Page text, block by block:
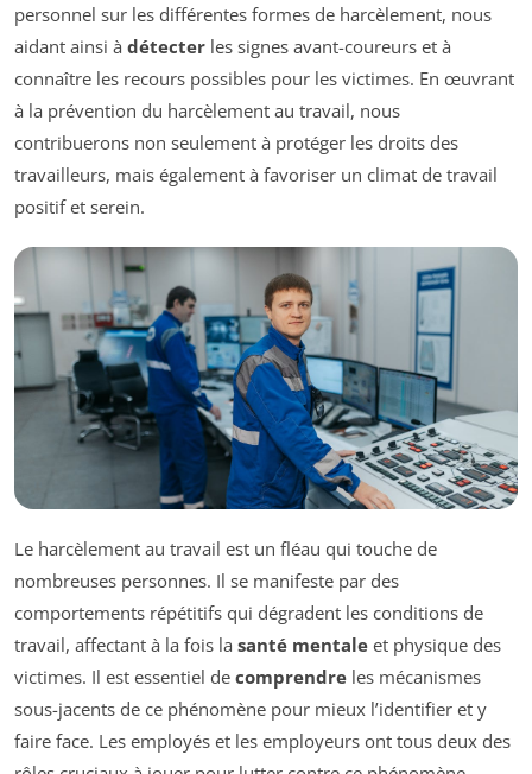
personnel sur les différentes formes de harcèlement, nous
aidant ainsi à détecter les signes avant-coureurs et à
connaître les recours possibles pour les victimes. En œuvrant
à la prévention du harcèlement au travail, nous
contribuerons non seulement à protéger les droits des
travailleurs, mais également à favoriser un climat de travail
positif et serein.
Le harcèlement au travail est un fléau qui touche de
nombreuses personnes. Il se manifeste par des
comportements répétitifs qui dégradent les conditions de
travail, affectant à la fois la santé mentale et physique des
victimes. Il est essentiel de comprendre les mécanismes
sous-jacents de ce phénomène pour mieux l’identifier et y
faire face. Les employés et les employeurs ont tous deux des